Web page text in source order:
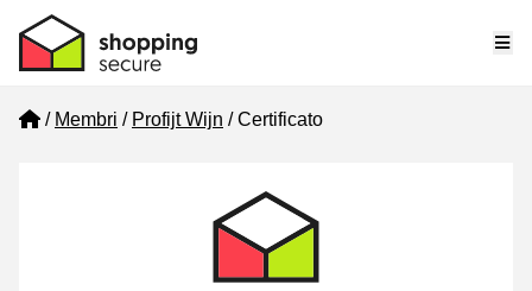
Home
Membri Profijt Wijn Certificato